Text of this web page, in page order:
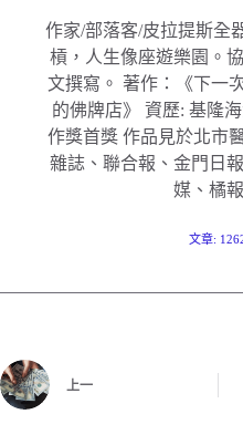
作家/部落客/皮拉提斯全
槓，人生像座遊樂園。
文撰寫。 著作：《下一
的佛牌店》 資歷: 基隆
作獎首獎 作品見於北市
雜誌、聯合報、金門日
媒、橘報
文章:
上一